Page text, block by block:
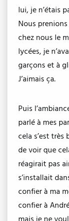
lui, je n’étais
Nous
chez nous le
lycées, je
garçons et à
J’aimais ça.
Puis
parlé à mes
cela s’est très
de voir que
réagirait pas
s’installait
confier à ma
confier à